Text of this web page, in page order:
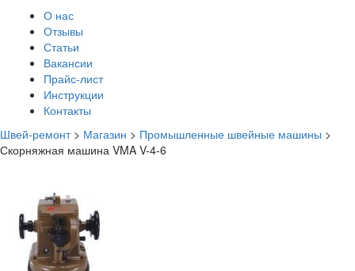
О нас
Отзывы
Статьи
Вакансии
Прайс-лист
Инструкции
Контакты
Швей-ремонт> Магазин > Промышленные швейные машины >
Скорняжная машина VMA V-4-6